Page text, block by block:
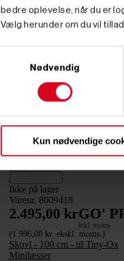
bedre oplevelse, når du er
Vælg herunder om du vil
Nødvendig
Kun nødvendige
Ikke på lager
Varenr. 8009418
2.495,00 krGO'
inkl. moms
(1.996,00 kr. ekskl. moms.)
Skovl - 100 cm - til Tiny-Ox
Minilæsser